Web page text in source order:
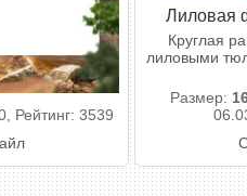
Рейтинг: 3539
Лиловая
Круглая
лиловыми
Размер: